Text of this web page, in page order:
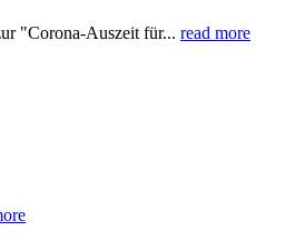
"Corona-Auszeit für... read more